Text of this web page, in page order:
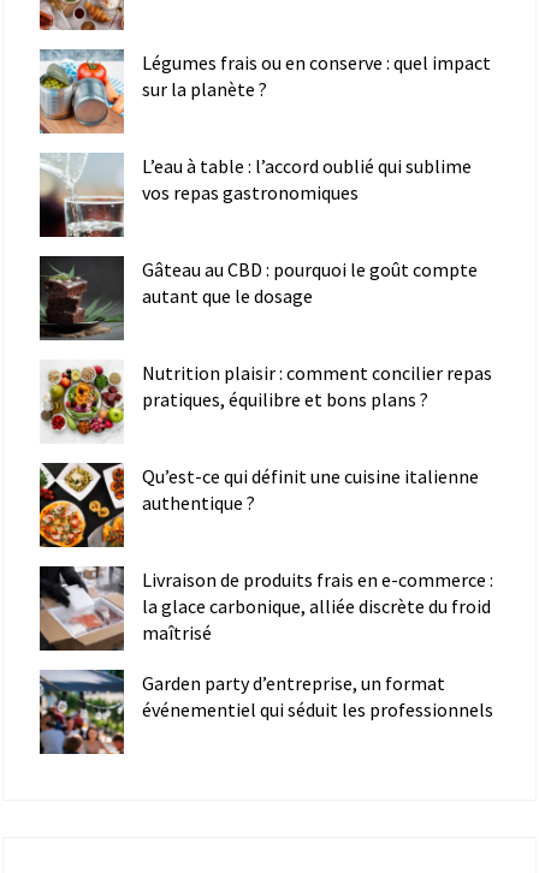
Légumes frais ou en conserve : quel impact
sur la planète ?
L’eau à table : l’accord oublié qui sublime
vos repas gastronomiques
Gâteau au CBD : pourquoi le goût compte
autant que le dosage
Nutrition plaisir : comment concilier repas
pratiques, équilibre et bons plans ?
Qu’est-ce qui définit une cuisine italienne
authentique ?
Livraison de produits frais en e-commerce :
la glace carbonique, alliée discrète du froid
maîtrisé
Garden party d’entreprise, un format
événementiel qui séduit les professionnels